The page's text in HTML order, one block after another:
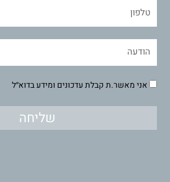
אני מאשר.ת קבלת עדכונים ומידע בדוא״ל
שליחה